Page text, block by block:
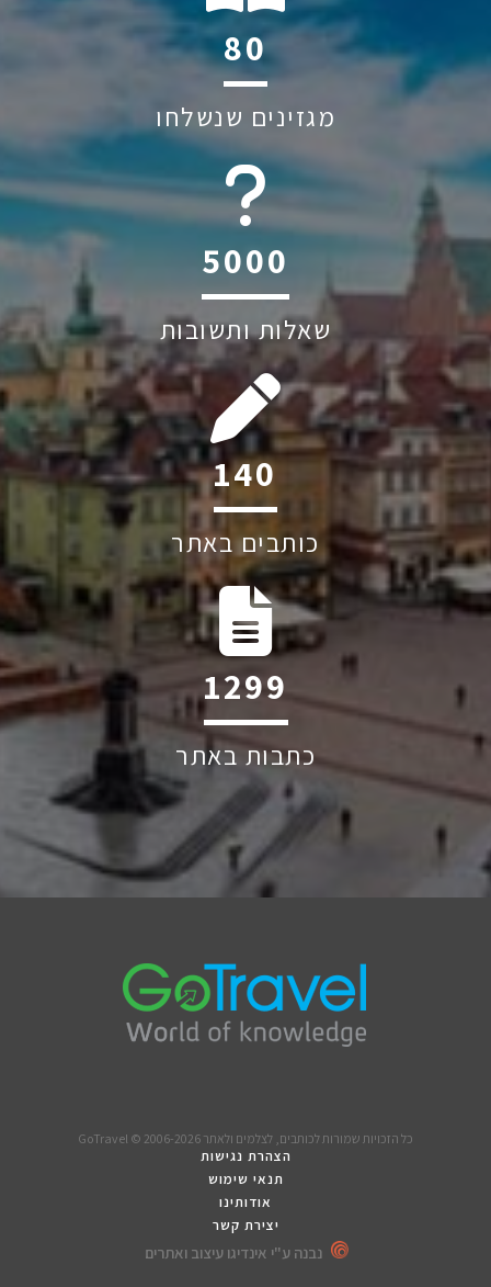
119
מגזינים שנשלחו
6045
שאלות ותשובות
208
כותבים באתר
1939
כתבות באתר
כל הזכויות שמורות לכותבים, לצלמים ולאתר GoTravel © 2006-2026
הצהרת נגישות
תנאי שימוש
אודותינו
יצירת קשר
נבנה ע"י אינדיגו עיצוב ואתרים